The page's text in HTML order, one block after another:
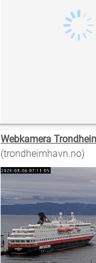
Webkamera
(trondheimhavn.no)